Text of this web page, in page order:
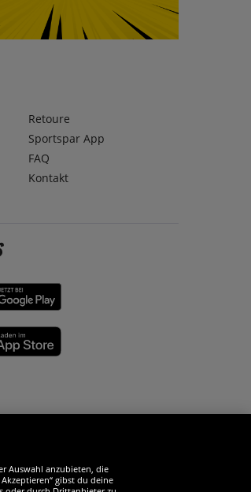
Retoure
Sportspar App
FAQ
Kontakt
Auswahl anzubieten, die
gibst du deine